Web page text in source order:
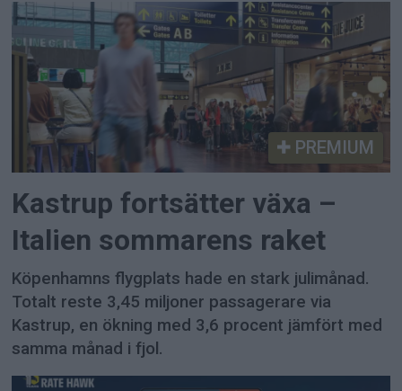
PREMIUM
Kastrup fortsätter växa –
Italien sommarens raket
Köpenhamns flygplats hade en stark julimånad.
Totalt reste 3,45 miljoner passagerare via
Kastrup, en ökning med 3,6 procent jämfört med
samma månad i fjol.